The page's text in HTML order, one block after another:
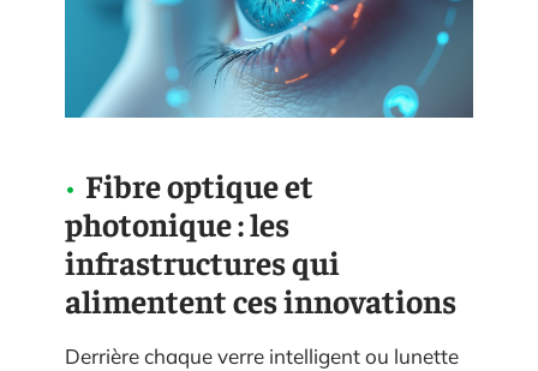
Fibre optique et
photonique : les
infrastructures qui
alimentent ces innovations
Derrière chaque verre intelligent ou lunette